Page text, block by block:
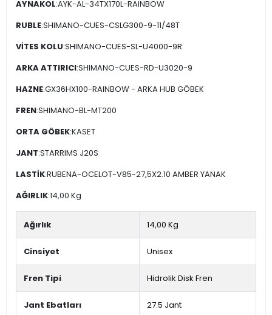
AYNAKOL:AYK-AL-34TX170L-RAINBOW
RUBLE:SHIMANO-CUES-CSLG300-9-11/48T
VİTES KOLU:SHIMANO-CUES-SL-U4000-9R
ARKA ATTIRICI:SHIMANO-CUES-RD-U3020-9
HAZNE:GX36HX100-RAINBOW - ARKA HUB GÖBEK
FREN:SHIMANO-BL-MT200
ORTA GÖBEK:KASET
JANT:STARRIMS J20S
LASTİK:RUBENA-OCELOT-V85-27,5X2.10 AMBER YANAK
AĞIRLIK:14,00 Kg
Ağırlık 14,00 Kg
Cinsiyet Unisex
Fren Tipi Hidrolik Disk Fren
Jant Ebatları 27.5 Jant